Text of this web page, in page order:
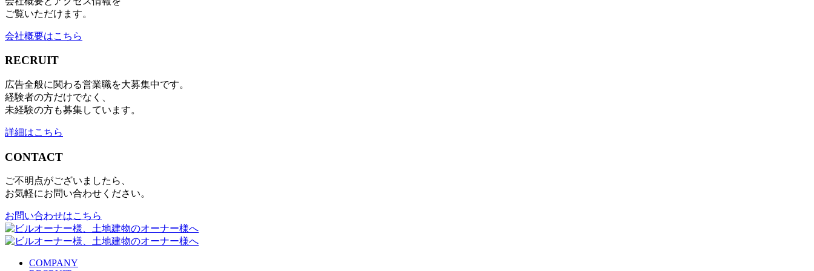
ご覧いただけます。
会社概要はこちら
RECRUIT
広告全般に関わる営業職を大募集中です。
経験者の方だけでなく、
未経験の方も募集しています。
詳細はこちら
CONTACT
ご不明点がございましたら、
お気軽にお問い合わせください。
お問い合わせはこちら
COMPANY